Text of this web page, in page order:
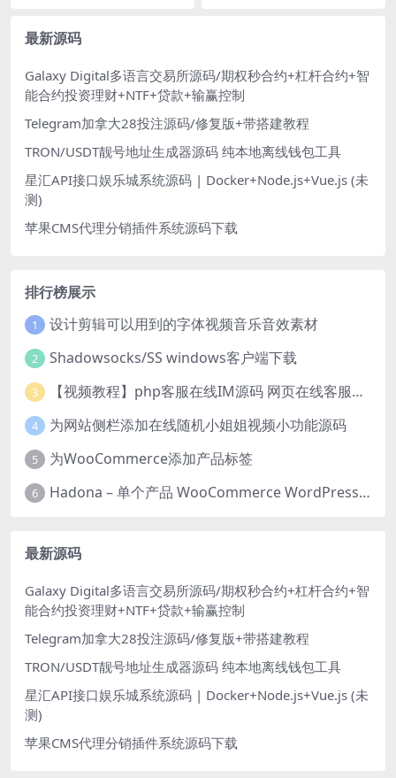
最新源码
Galaxy Digital多语言交易所源码/期权秒合约+杠杆合约+智
能合约投资理财+NTF+贷款+输赢控制
Telegram加拿大28投注源码/修复版+带搭建教程
TRON/USDT靓号地址生成器源码 纯本地离线钱包工具
星汇API接口娱乐城系统源码 | Docker+Node.js+Vue.js (未
测)
苹果CMS代理分销插件系统源码下载
排行榜展示
1 设计剪辑可以用到的字体视频音乐音效素材
2 Shadowsocks/SS windows客户端下载
3 【视频教程】php客服在线IM源码 网页在线客服软件代码
4 为网站侧栏添加在线随机小姐姐视频小功能源码
5 为WooCommerce添加产品标签
6 Hadona – 单个产品 WooCommerce WordPress 主题
最新源码
Galaxy Digital多语言交易所源码/期权秒合约+杠杆合约+智
能合约投资理财+NTF+贷款+输赢控制
Telegram加拿大28投注源码/修复版+带搭建教程
TRON/USDT靓号地址生成器源码 纯本地离线钱包工具
星汇API接口娱乐城系统源码 | Docker+Node.js+Vue.js (未
测)
苹果CMS代理分销插件系统源码下载